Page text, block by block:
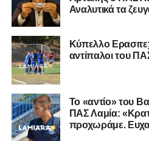
Αναλυτικά τα
Κύπελλο
αντίπαλοι του
Το «αντίο» του
ΠΑΣ Λαμία:
προχωράμε.